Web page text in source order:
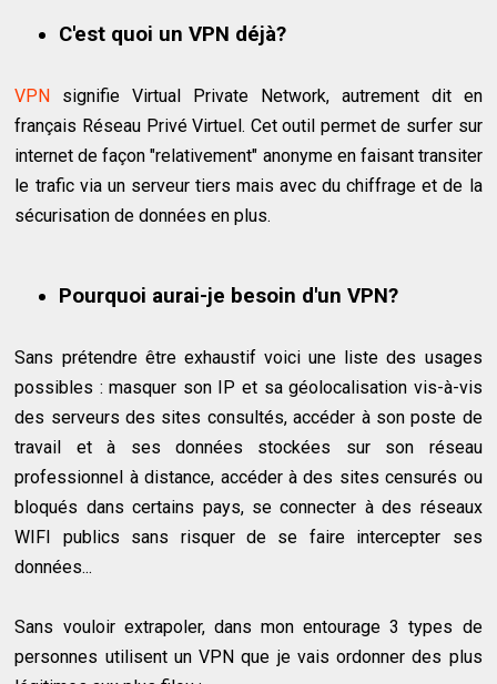
C'est quoi un VPN déjà?
VPN signifie Virtual Private Network, autrement dit en
français Réseau Privé Virtuel. Cet outil permet de surfer sur
internet de façon "relativement" anonyme en faisant transiter
le trafic via un serveur tiers mais avec du chiffrage et de la
sécurisation de données en plus.
Pourquoi aurai-je besoin d'un VPN?
Sans prétendre être exhaustif voici une liste des usages
possibles : masquer son IP et sa géolocalisation vis-à-vis
des serveurs des sites consultés, accéder à son poste de
travail et à ses données stockées sur son réseau
professionnel à distance, accéder à des sites censurés ou
bloqués dans certains pays, se connecter à des réseaux
WIFI publics sans risquer de se faire intercepter ses
données...
Sans vouloir extrapoler, dans mon entourage 3 types de
personnes utilisent un VPN que je vais ordonner des plus